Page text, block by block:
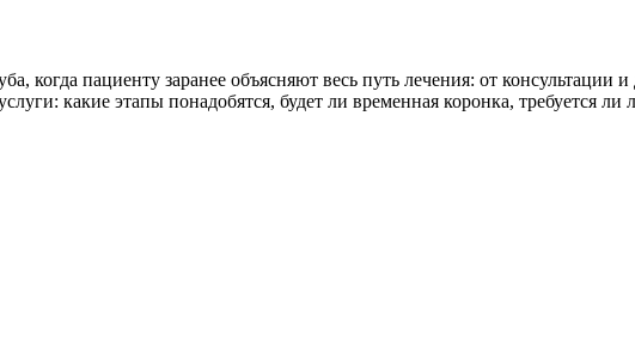
когда пациенту заранее объясняют весь путь лечения: от консультации
какие этапы понадобятся, будет ли временная коронка, требуется